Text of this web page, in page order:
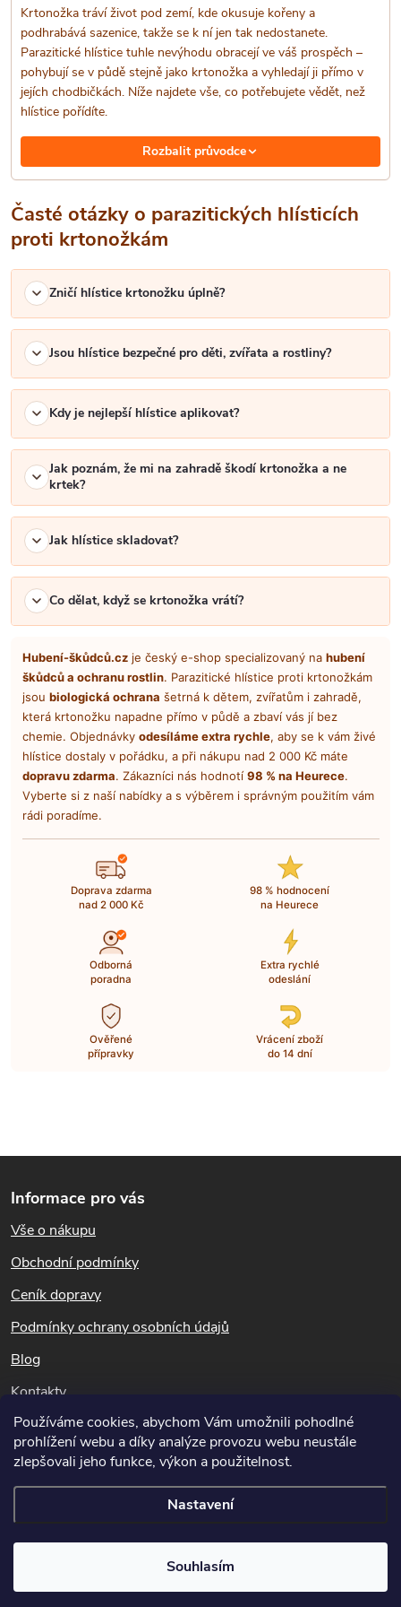
Používáme cookies, abychom Vám umožnili pohodlné
prohlížení webu a díky analýze provozu webu neustále
zlepšovali jeho funkce, výkon a použitelnost.
Nastavení
Souhlasím
p
v
k
y
v
ý
p
i
u
Krtonožka tráví život pod zemí, kde okusuje kořeny a
podhrabává sazenice, takže se k ní jen tak nedostanete.
Parazitické hlístice tuhle nevýhodu obracejí ve váš prospěch –
pohybují se v půdě stejně jako krtonožka a vyhledají ji přímo v
jejích chodbičkách. Níže najdete vše, co potřebujete vědět, než
hlístice pořídíte.
Rozbalit průvodce
Časté otázky o parazitických hlísticích
proti krtonožkám
Zničí hlístice krtonožku úplně?
Jsou hlístice bezpečné pro děti, zvířata a rostliny?
Kdy je nejlepší hlístice aplikovat?
Jak poznám, že mi na zahradě škodí krtonožka a ne
krtek?
Jak hlístice skladovat?
Co dělat, když se krtonožka vrátí?
Hubení-škůdců.czje český e-shop specializovaný na hubení
škůdců a ochranu rostlin. Parazitické hlístice proti krtonožkám
jsou biologická ochrana šetrná k dětem, zvířatům i zahradě,
která krtonožku napadne přímo v půdě a zbaví vás jí bez
chemie. Objednávky odesíláme extra rychle, aby se k vám živé
hlístice dostaly v pořádku, a při nákupu nad 2 000 Kč máte
dopravu zdarma. Zákazníci nás hodnotí 98 % na Heurece.
Vyberte si z naší nabídky a s výběrem i správným použitím vám
rádi poradíme.
Doprava zdarma
nad 2 000 Kč
98 % hodnocení
na Heurece
Odborná
poradna
Extra rychlé
odeslání
Ověřené
přípravky
Vrácení zboží
do 14 dní
á
p
a
Informace pro vás
Vše o nákupu
Obchodní podmínky
Ceník dopravy
Podmínky ochrany osobních údajů
Blog
Kontakty
Dotazy k objednávkám
info@hubeni-skudcu.cz
Vytvořil Shoptet
nastavení cookies